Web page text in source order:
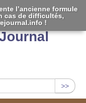
>>
l’ancienne formule
cas de difficultés,
!